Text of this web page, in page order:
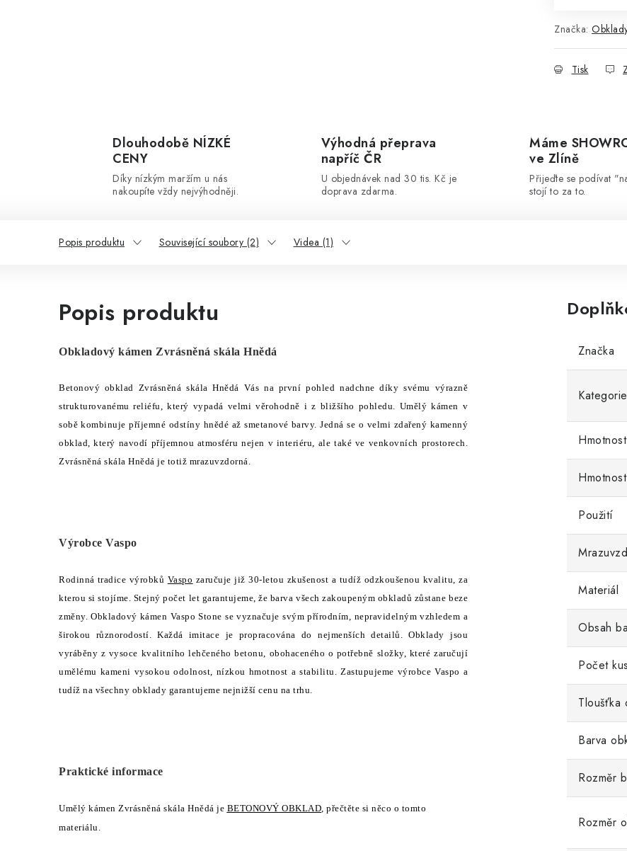
Značka:
Tisk
Dlouhodobě NÍZKÉ
CENY
Díky nízkým maržím u nás
nakoupíte vždy nejvýhodněji.
Výhodná přeprava
napříč ČR
U objednávek nad 30 tis. Kč je
doprava zdarma.
Máme
ve Zlíně
Přijeďte se podívat
stojí to za to.
Popis produktu Související soubory (2) Videa (1)
Popis produktu
Obkladový kámen Zvrásněná skála Hnědá
Betonový obklad Zvrásněná skála Hnědá Vás na první pohled nadchne díky svému výrazně
strukturovanému reliéfu, který vypadá velmi věrohodně i z bližšího pohledu. Umělý kámen v
sobě kombinuje příjemné odstíny hnědé až smetanové barvy. Jedná se o velmi zdařený kamenný
obklad, který navodí příjemnou atmosféru nejen v interiéru, ale také ve venkovních prostorech.
Zvrásněná skála Hnědá je totiž mrazuvzdorná.
Výrobce Vaspo
Rodinná tradice výrobků Vaspo zaručuje již 30-letou zkušenost a tudíž odzkoušenou kvalitu, za
kterou si stojíme. Stejný počet let garantujeme, že barva všech zakoupeným obkladů zůstane beze
změny. Obkladový kámen Vaspo Stone se vyznačuje svým přírodním, nepravidelným vzhledem a
širokou různorodostí. Každá imitace je propracována do nejmenších detailů. Obklady jsou
vyráběny z vysoce kvalitního lehčeného betonu, obohaceného o potřebně složky, které zaručují
umělému kameni vysokou odolnost, nízkou hmotnost a stabilitu. Zastupujeme výrobce Vaspo a
tudíž na všechny obklady garantujeme nejnižší cenu na trhu.
Praktické informace
Umělý kámen Zvrásněná skála Hnědá je BETONOVÝ OBKLAD, přečtěte si něco o tomto
materiálu.
Značka
Kategorie
Hmotnost
Použití
Materiál
Obsah
Počet
Tloušťka
Barva
Rozměr
Rozměr